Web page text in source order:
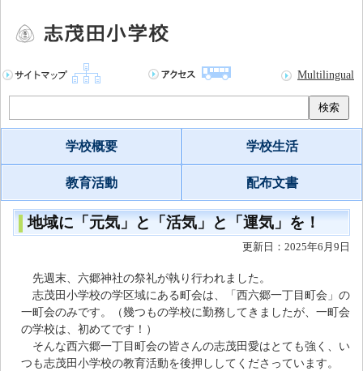
Multilingual
検索
学校概要 学校生活
教育活動 配布文書
地域に「元気」と「活気」と「運気」を！
更新日：2025年6月9日
先週末、六郷神社の祭礼が執り行われました。
志茂田小学校の学区域にある町会は、「西六郷一丁目町会」の
一町会のみです。（幾つもの学校に勤務してきましたが、一町会
の学校は、初めてです！）
そんな西六郷一丁目町会の皆さんの志茂田愛はとても強く、い
つも志茂田小学校の教育活動を後押ししてくださっています。